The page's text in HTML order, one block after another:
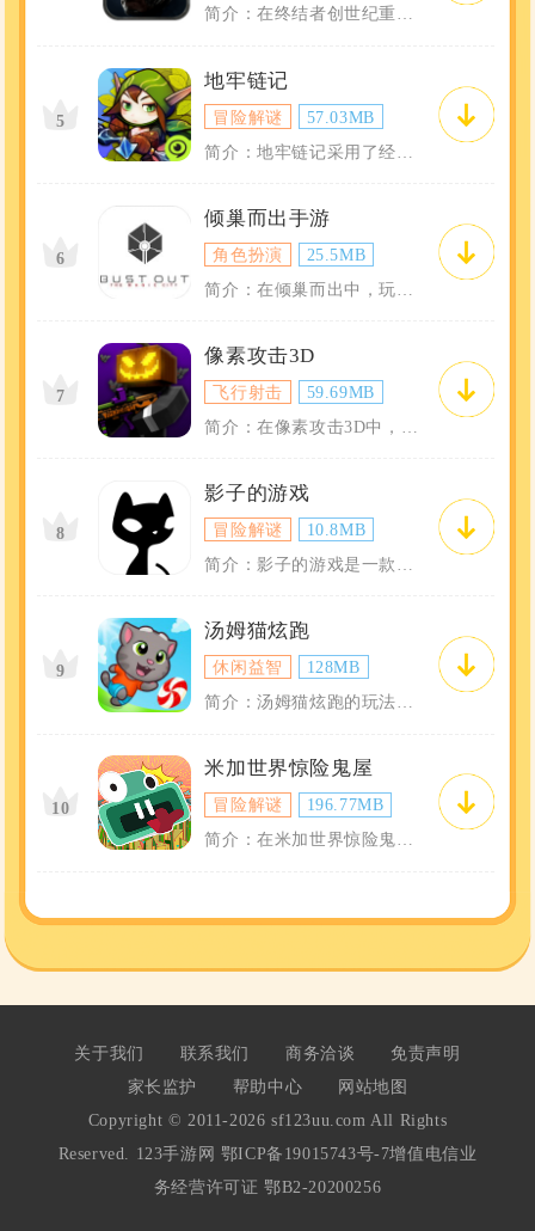
简介：在终结者创世纪重生中，玩家需要建设自己的基地，训练士兵，研发技术，同时完成各...
5
地牢链记
冒险解谜
57.03MB
6
倾巢而出手游
角色扮演
25.5MB
7
像素攻击3D
飞行射击
59.69MB
8
影子的游戏
冒险解谜
10.8MB
9
汤姆猫炫跑
休闲益智
128MB
10
米加世界惊险鬼屋
冒险解谜
196.77MB
关于我们 联系我们 商务洽谈
免责声明
家长监护
帮助中心
网站地图
Copyright © 2011-2026 sf123uu.com All Rights
Reserved. 123手游网 鄂ICP备19015743号-7增值电信业
务经营许可证 鄂B2-20200256